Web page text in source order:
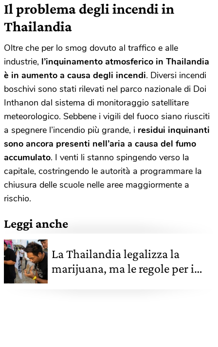
Il problema degli incendi in
Thailandia
Oltre che per lo smog dovuto al traffico e alle
industrie, l’inquinamento atmosferico in Thailandia
è in aumento a causa degli incendi. Diversi incendi
boschivi sono stati rilevati nel parco nazionale di Doi
Inthanon dal sistema di monitoraggio satellitare
meteorologico. Sebbene i vigili del fuoco siano riusciti
a spegnere l’incendio più grande, i residui inquinanti
sono ancora presenti nell’aria a causa del fumo
accumulato. I venti li stanno spingendo verso la
capitale, costringendo le autorità a programmare la
chiusura delle scuole nelle aree maggiormente a
rischio.
Leggi anche
La Thailandia legalizza la
marijuana, ma le regole per i